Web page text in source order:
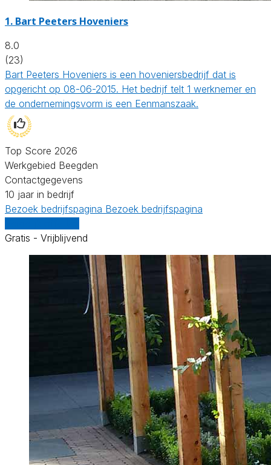
1. Bart Peeters Hoveniers
8.0
(23)
Bart Peeters Hoveniers is een hoveniersbedrijf dat is
opgericht op 08-06-2015. Het bedrijf telt 1 werknemer en
de ondernemingsvorm is een Eenmanszaak.
Top Score 2026
Werkgebied Beegden
Contactgegevens
10 jaar in bedrijf
Bezoek bedrijfspagina Bezoek bedrijfspagina
Gratis - Vrijblijvend